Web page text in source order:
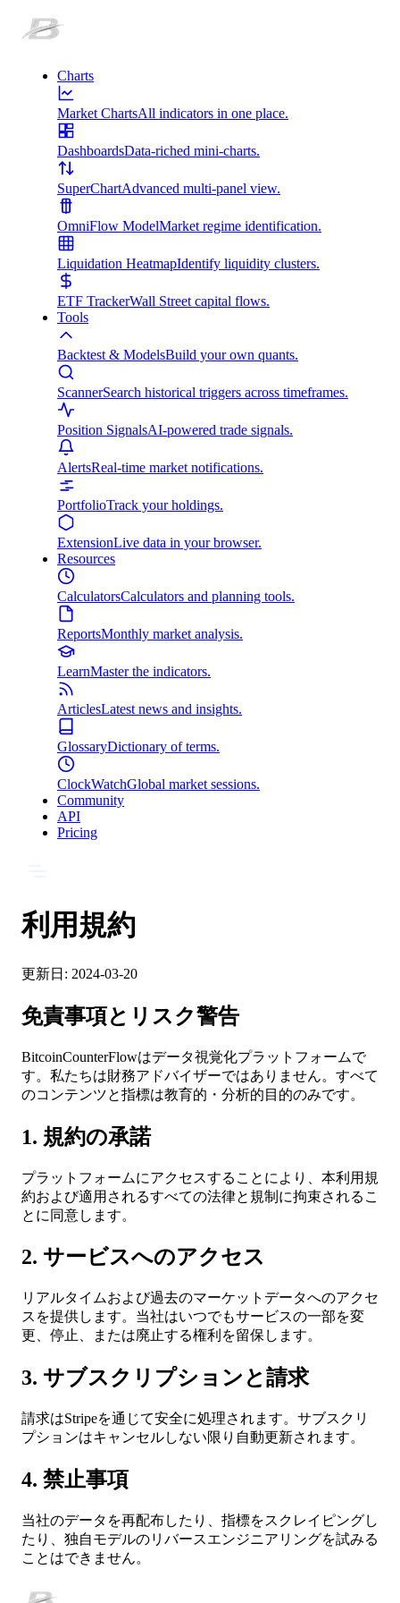
Charts
Market ChartsAll indicators in one place.
DashboardsData-riched mini-charts.
SuperChartAdvanced multi-panel view.
OmniFlow ModelMarket regime identification.
Liquidation HeatmapIdentify liquidity clusters.
ETF TrackerWall Street capital flows.
Tools
Backtest & ModelsBuild your own quants.
ScannerSearch historical triggers across timeframes.
Position SignalsAI-powered trade signals.
AlertsReal-time market notifications.
PortfolioTrack your holdings.
ExtensionLive data in your browser.
Resources
CalculatorsCalculators and planning tools.
ReportsMonthly market analysis.
LearnMaster the indicators.
ArticlesLatest news and insights.
GlossaryDictionary of terms.
ClockWatchGlobal market sessions.
Community
API
Pricing
利用規約
更新日: 2024-03-20
免責事項とリスク警告
BitcoinCounterFlowはデータ視覚化プラットフォームで
す。私たちは財務アドバイザーではありません。すべて
のコンテンツと指標は教育的・分析的目的のみです。
1. 規約の承諾
プラットフォームにアクセスすることにより、本利用規
約および適用されるすべての法律と規制に拘束されるこ
とに同意します。
2. サービスへのアクセス
リアルタイムおよび過去のマーケットデータへのアクセ
スを提供します。当社はいつでもサービスの一部を変
更、停止、または廃止する権利を留保します。
3. サブスクリプションと請求
請求はStripeを通じて安全に処理されます。サブスクリ
プションはキャンセルしない限り自動更新されます。
4. 禁止事項
当社のデータを再配布したり、指標をスクレイピングし
たり、独自モデルのリバースエンジニアリングを試みる
ことはできません。